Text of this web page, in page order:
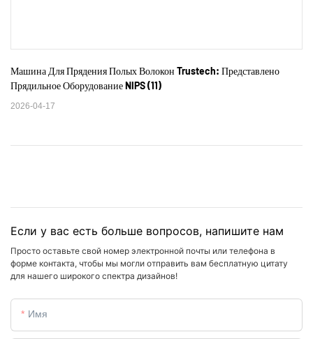
Машина Для Прядения Полых Волокон Trustech: Представлено
Прядильное Оборудование NIPS (11)
2026-04-17
Если у вас есть больше вопросов, напишите нам
Просто оставьте свой номер электронной почты или телефона в
форме контакта, чтобы мы могли отправить вам бесплатную цитату
для нашего широкого спектра дизайнов!
Имя